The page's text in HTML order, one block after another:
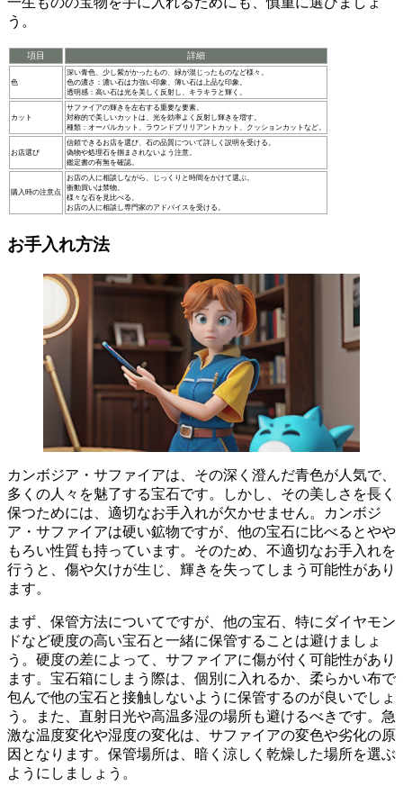
う 。
項目 詳細
色
深い青色、少し紫がかったもの、緑が混じったものなど様々。
色の濃さ：濃い石は力強い印象、薄い石は上品な印象。
透明感：高い石は光を美しく反射し、キラキラと輝く。
カット
サファイアの輝きを左右する重要な要素。
対称的で美しいカットは、光を効率よく反射し輝きを増す。
種類：オーバルカット、ラウンドブリリアントカット、クッションカットなど。
お店選び
信頼できるお店を選び、石の品質について詳しく説明を受ける。
偽物や処理石を掴まされないよう注意。
鑑定書の有無を確認。
購入時の注意点
お店の人に相談しながら、じっくりと時間をかけて選ぶ。
衝動買いは禁物。
様々な石を見比べる。
お店の人に相談し専門家のアドバイスを受ける。
お手入れ方法
カンボジア・サファイアは、その深く澄んだ青色が人気で、
多くの人々を魅了する宝石です。しかし、その美しさを長く
保つためには、適切なお手入れが欠かせません。
カンボジ
ア・サファイアは硬い鉱物ですが、他の宝石に比べるとやや
もろい性質も持っています。そのため、不適切なお手入れを
行うと、傷や欠けが生じ、輝きを失ってしまう可能性があり
ます。
まず、 保管方法についてですが、他の宝石、特にダイヤモン
ドなど硬度の高い宝石と一緒に保管することは避けましょ
う。硬度の差によって、サファイアに傷が付く可能性があり
ます。宝石箱にしまう際は、個別に入れるか、柔らかい布で
包んで他の宝石と接触しないように保管するのが良いでしょ
う。また、 直射日光や高温多湿の場所も避けるべきです。急
激な温度変化や湿度の変化は、サファイアの変色や劣化の原
因となります。保管場所は、 暗く涼しく乾燥した場所を選ぶ
ようにしましょう。